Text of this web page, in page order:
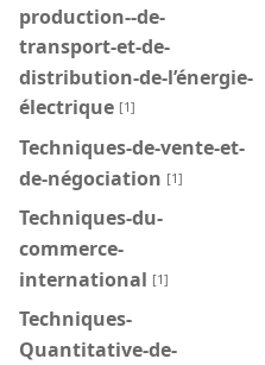
production--de-
transport-et-de-
distribution-de-l’énergie-
électrique [1]
Techniques-de-vente-et-
de-négociation [1]
Techniques-du-
commerce-
international [1]
Techniques-
Quantitative-de-